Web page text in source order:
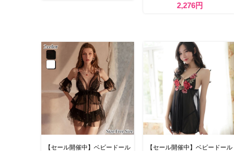
2,276円
【セール開催中】ベビードール 【セール開催中】ベビードール